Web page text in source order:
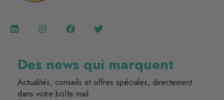
Des news qui marquent
Actualités, conseils et offres spéciales, directement
dans votre boîte mail.